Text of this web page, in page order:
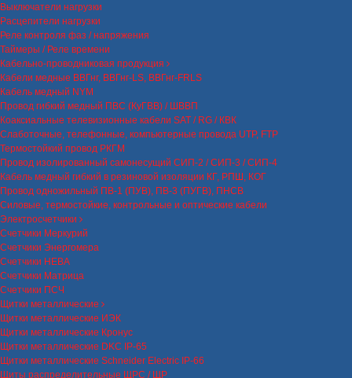
Выключатели нагрузки
Расцепители нагрузки
Реле контроля фаз / напряжения
Таймеры / Реле времени
Кабельно-проводниковая продукция
Кабели медные ВВГнг, ВВГнг-LS, ВВГнг-FRLS
Кабель медный NYM
Провод гибкий медный ПВС (КуГВВ) / ШВВП
Коаксиальные телевизионные кабели SAT / RG / КВК
Слаботочные, телефонные, компьютерные провода UTP, FTP
Термостойкий провод РКГМ
Провод изолированный самонесущий СИП-2 / СИП-3 / СИП-4
Кабель медный гибкий в резиновой изоляции КГ, РПШ, КОГ
Провод одножильный ПВ-1 (ПУВ), ПВ-3 (ПУГВ), ПНСВ
Силовые, термостойкие, контрольные и оптические кабели
Электросчетчики
Счетчики Меркурий
Счетчики Энергомера
Счетчики НЕВА
Счетчики Матрица
Счетчики ПСЧ
Щитки металлические
Щитки металлические ИЭК
Щитки металлические Кронус
Щитки металлические DKC IP-65
Щитки металлические Schneider Electric IP-66
Щиты распределительные ЩРС / ЩР